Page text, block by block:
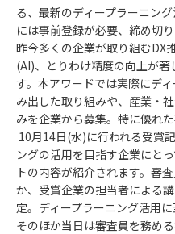
る、最新のディープラーニン
には事前登録が必要、締め切
昨今多くの企業が取り組むDX
(AI)、とりわけ精度の向上が
す。本アワードでは実際にデ
み出した取り組みや、産業・
みを企業から募集。特に優れた
10月14日(水)に行われる受賞
ングの活用を目指す企業にと
トの内容が紹介されます。審
か、受賞企業の担当者による
定。ディープラーニング活用
そのほか当日は審査員を務め